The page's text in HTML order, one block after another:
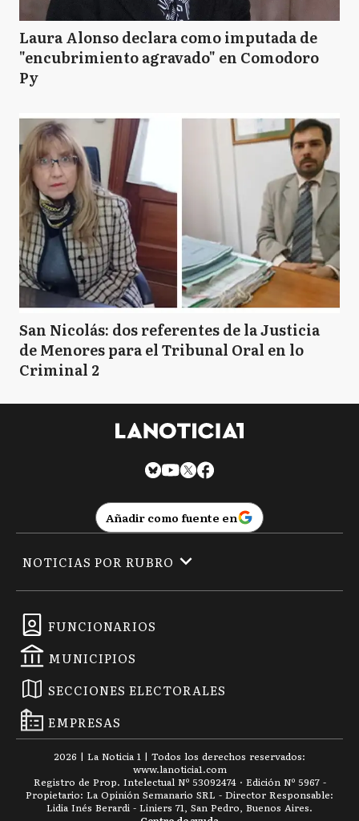
Laura Alonso declara como imputada de
"encubrimiento agravado" en Comodoro
Py
San Nicolás: dos referentes de la Justicia
de Menores para el Tribunal Oral en lo
Criminal 2
Añadir como fuente en
FUNCIONARIOS
MUNICIPIOS
SECCIONES ELECTORALES
EMPRESAS
NOTICIAS POR RUBRO
2026 | La Noticia 1 | Todos los derechos reservados:
www.lanoticia1.com
Registro de Prop. Intelectual Nº 53092474 · Edición Nº 5967 -
Propietario: La Opinión Semanario SRL - Director Responsable:
Lidia Inés Berardi - Liniers 71, San Pedro, Buenos Aires.